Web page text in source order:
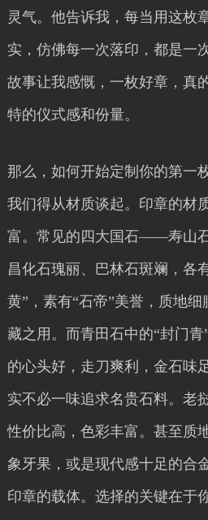
灵气。他告诉我，每当用这枚
实，仿佛每一次落印，都是一
故事让我感慨，一枚好章，真
特的仪式感和份量。
那么，如何开始定制你的第一
我们得从材质谈起。印章的材
富。常见的四大国石——寿山石
昌化石瑰丽、巴林石斑斓，各
黄”，素有“石帝”美誉，质地
藏之用。而青田石中的“封门
的心头好，走刀爽利，金石味
实不必一味追求名贵石料。老
性价比高，色彩丰富。甚至质
象牙果，或是现代感十足的合
印章的载体。选择的关键在于